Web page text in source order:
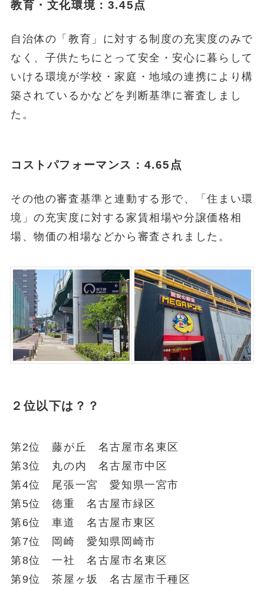
教育・文化環境：3.45点
自治体の「教育」に対する制度の充実度のみで
なく、子供たちにとって安全・安心に暮らして
いける環境が学校・家庭・地域の連携により構
築されているかなどを判断基準に審査しまし
た。
コストパフォーマンス：4.65点
その他の審査基準と連動する形で、「住まい環
境」の充実度に対する家賃相場や分譲価格相
場、物価の相場などから審査されました。
２位以下は？？
第2位 藤が丘 名古屋市名東区
第3位 丸の内 名古屋市中区
第4位 尾張一宮 愛知県一宮市
第5位 徳重 名古屋市緑区
第6位 車道 名古屋市東区
第7位 岡崎 愛知県岡崎市
第8位 一社 名古屋市名東区
第9位 茶屋ヶ坂 名古屋市千種区